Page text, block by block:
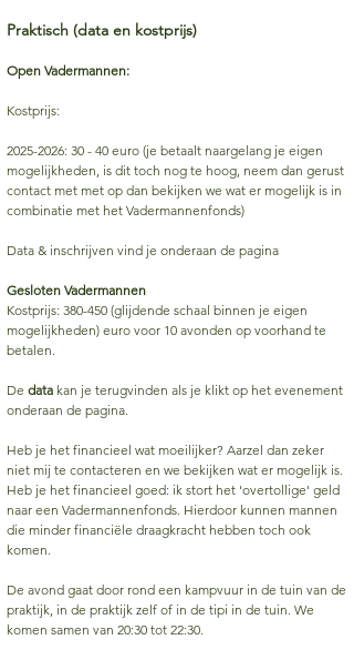
Praktisch (data en kostprijs)
Open Vadermannen:
Kostprijs:
2025-2026: 30 - 40 euro (je betaalt naargelang je eigen
mogelijkheden, is dit toch nog te hoog, neem dan gerust
contact met met op dan bekijken we wat er mogelijk is in
combinatie met het Vadermannenfonds)
Data & inschrijven vind je onderaan de pagina
Gesloten Vadermannen
Kostprijs: 380-450 (glijdende schaal binnen je eigen
mogelijkheden) euro voor 10 avonden op voorhand te
betalen.
De data kan je terugvinden als je klikt op het evenement
onderaan de pagina.
Heb je het financieel wat moeilijker? Aarzel dan zeker
niet mij te contacteren en we bekijken wat er mogelijk is.
Heb je het financieel goed: ik stort het 'overtollige' geld
naar een Vadermannenfonds. Hierdoor kunnen mannen
die minder financiële draagkracht hebben toch ook
komen.
De avond gaat door rond een kampvuur in de tuin van de
praktijk, in de praktijk zelf of in de tipi in de tuin. We
komen samen van 20:30 tot 22:30.